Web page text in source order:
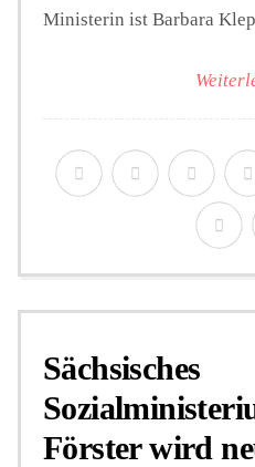
Ministerin ist Barbara
Sächsisches
Förster wird